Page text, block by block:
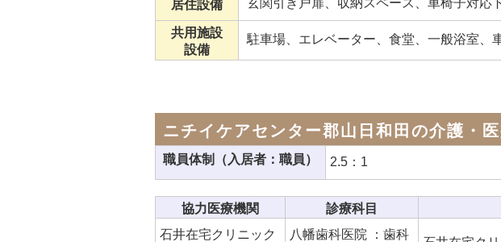
居住設備 玄関引き戸扉、収納スペース、車椅子対応
共用施設
設備
駐車場、エレベーター、食堂、一般浴室、
ニチイケアセンター郡山日和田の介護・医
職員体制（入居者：職員） 2.5：1
協力医療機関 診療科目
石井在宅クリニック
八幡歯科医院 ：歯科